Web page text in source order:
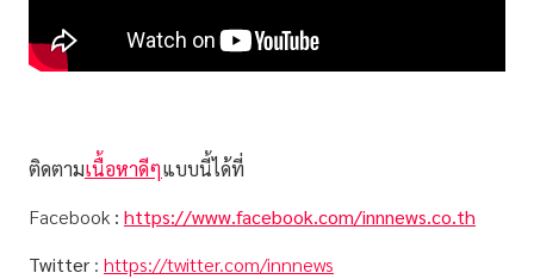
ติดตามเนื้อหาดีๆแบบนี้ได้ที่
Facebook : https://www.facebook.com/innnews.co.th
Twitter : https://twitter.com/innnews